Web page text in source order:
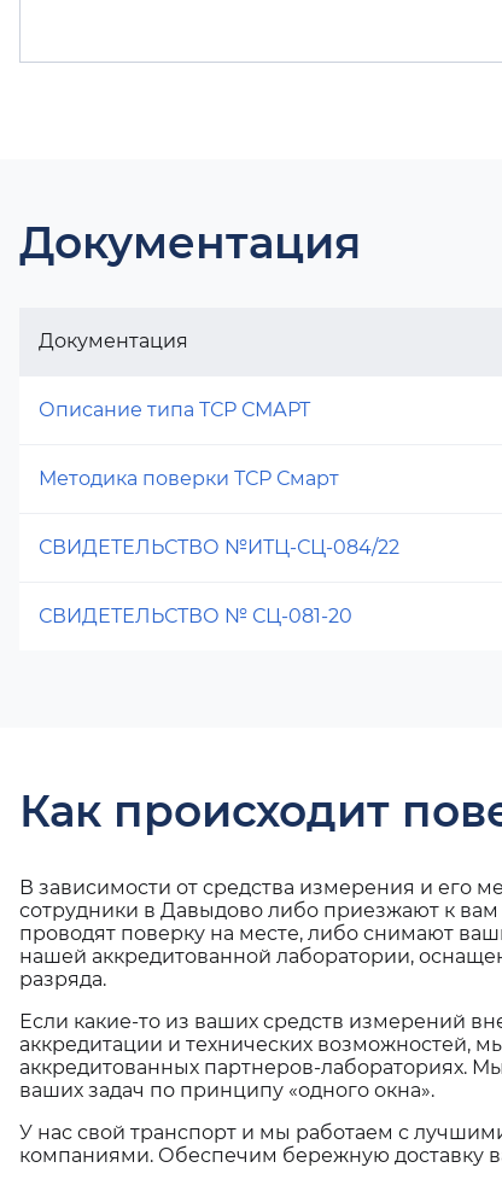
Документация
Документация
Описание типа ТСР СМАРТ
Методика поверки ТСР Смарт
СВИДЕТЕЛЬСТВО №ИТЦ-СЦ-084/22
СВИДЕТЕЛЬСТВО № СЦ-081-20
Как происходит
В зависимости от средства измерения и его
сотрудники в Давыдово либо приезжают к
проводят поверку на месте, либо снимают
нашей аккредитованной лаборатории,
разряда.
Если какие-то из ваших средств измерений
аккредитации и технических возможностей,
аккредитованных партнеров-лабораториях.
ваших задач по принципу «одного окна».
У нас свой транспорт и мы работаем с
компаниями. Обеспечим бережную доставку